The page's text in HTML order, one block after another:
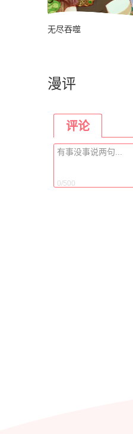
无尽吞噬
漫评
评论
0/500